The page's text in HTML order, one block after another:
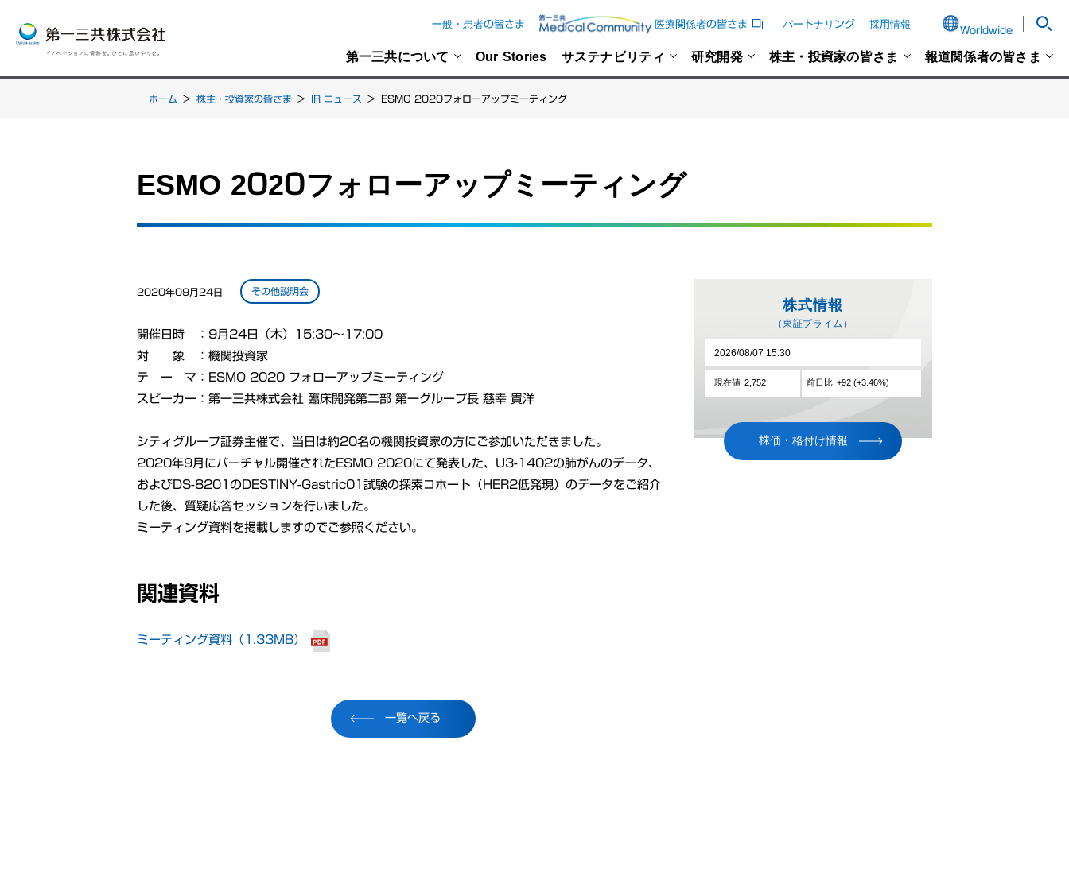
一般・患者の皆さま 医療関係者の皆さま パートナリング 採用情報
Worldwide
第一三共について Our Stories サステナビリティ 研究開発 株主・投資家の皆さま 報道関係者の皆さま
ホーム > 株主・投資家の皆さま > IR ニュース > ESMO 2020フォローアップミーティング
ESMO 2020フォローアップミーティング
2020年09月24日 その他説明会
開催日時 ：9月24日（木）15:30～17:00
対 象 ：機関投資家
テ ー マ：ESMO 2020 フォローアップミーティング
スピーカー：第一三共株式会社 臨床開発第二部 第一グループ長 慈幸 貴洋
シティグループ証券主催で、当日は約20名の機関投資家の方にご参加いただきました。
2020年9月にバーチャル開催されたESMO 2020にて発表した、U3-1402の肺がんのデータ、
およびDS-8201のDESTINY-Gastric01試験の探索コホート（HER2低発現）のデータをご紹介
した後、質疑応答セッションを行いました。
ミーティング資料を掲載しますのでご参照ください。
関連資料
ミーティング資料（1.33MB）
一覧へ戻る
株価・格付け情報